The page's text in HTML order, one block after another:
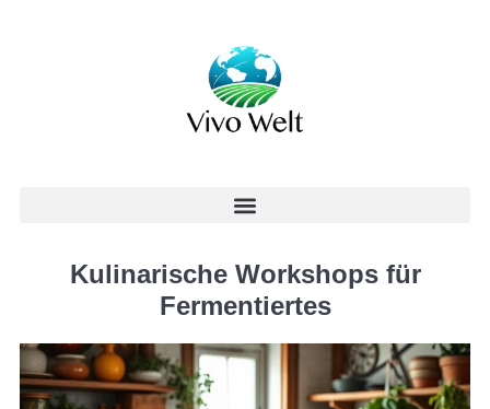
Kulinarische Workshops für
Fermentiertes